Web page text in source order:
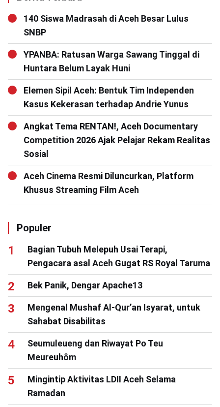
140 Siswa Madrasah di Aceh Besar Lulus
SNBP
YPANBA: Ratusan Warga Sawang Tinggal di
Huntara Belum Layak Huni
Elemen Sipil Aceh: Bentuk Tim Independen
Kasus Kekerasan terhadap Andrie Yunus
Angkat Tema RENTAN!, Aceh Documentary
Competition 2026 Ajak Pelajar Rekam Realitas
Sosial
Aceh Cinema Resmi Diluncurkan, Platform
Khusus Streaming Film Aceh
Populer
Bagian Tubuh Melepuh Usai Terapi,
Pengacara asal Aceh Gugat RS Royal Taruma
Bek Panik, Dengar Apache13
Mengenal Mushaf Al-Qur’an Isyarat, untuk
Sahabat Disabilitas
Seumuleueng dan Riwayat Po Teu
Meureuhôm
Mingintip Aktivitas LDII Aceh Selama
Ramadan